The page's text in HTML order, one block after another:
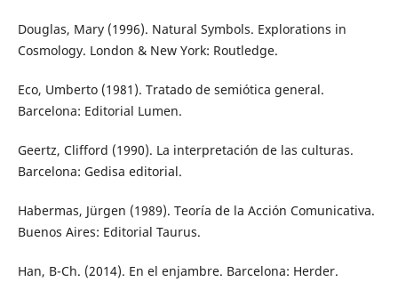
Douglas, Mary (1996). Natural Symbols. Explorations in
Cosmology. London & New York: Routledge.
Eco, Umberto (1981). Tratado de semiótica general.
Barcelona: Editorial Lumen.
Geertz, Clifford (1990). La interpretación de las culturas.
Barcelona: Gedisa editorial.
Habermas, Jürgen (1989). Teoría de la Acción Comunicativa.
Buenos Aires: Editorial Taurus.
Han, B-Ch. (2014). En el enjambre. Barcelona: Herder.